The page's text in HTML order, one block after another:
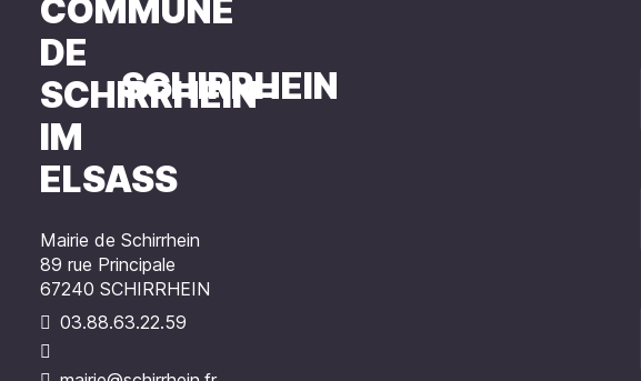
SCHIRRHEIN
Mairie de Schirrhein
89 rue Principale
67240 SCHIRRHEIN
03.88.63.22.59